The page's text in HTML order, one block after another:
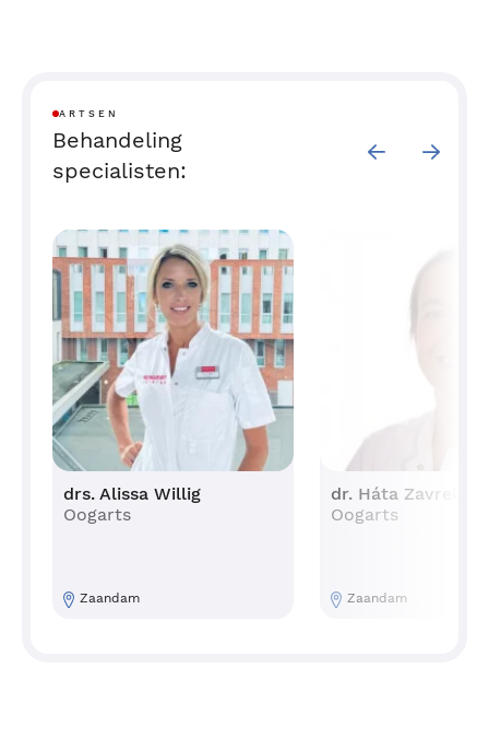
ARTSEN
Behandeling
specialisten:
drs. Alissa Willig
Oogarts
Zaandam
dr. Háta Zavrelova
Oogarts
Zaandam